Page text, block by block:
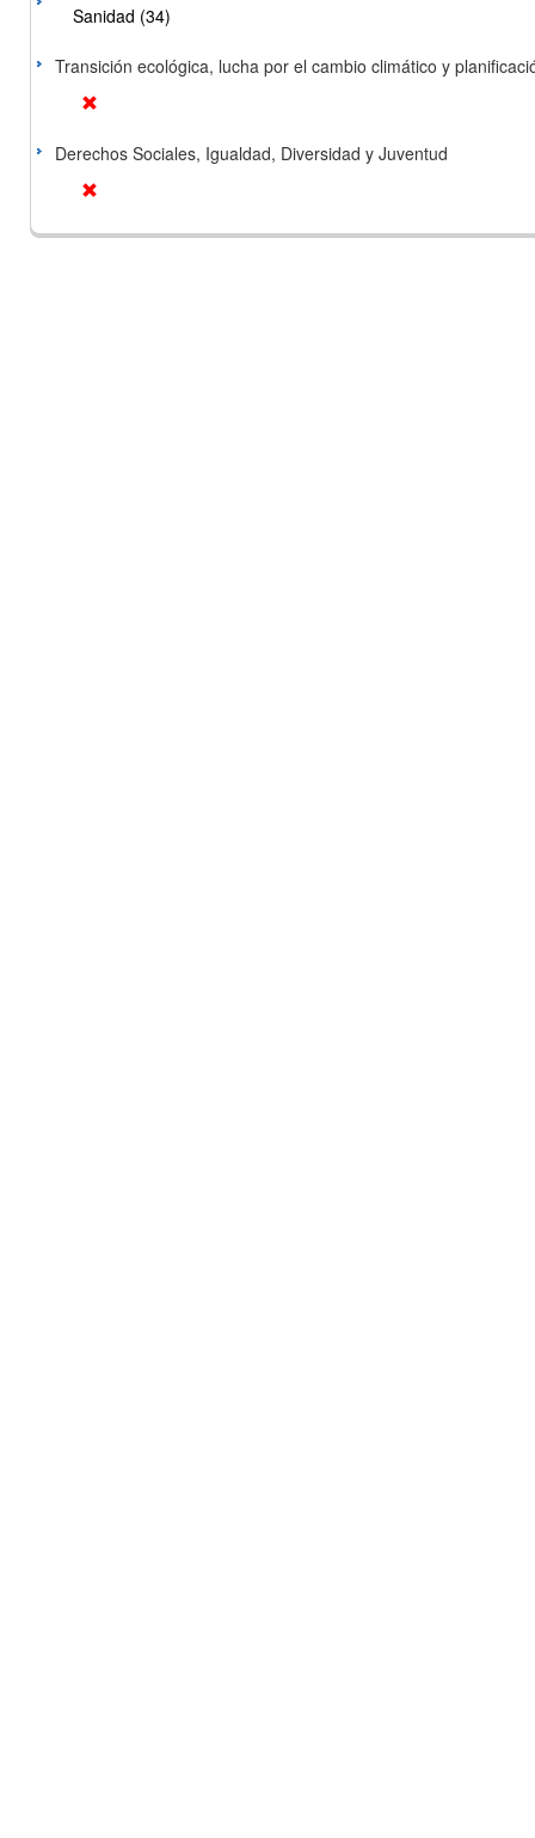
Sanidad (34)
Transición ecológica, lucha por el cambio climático y
Derechos Sociales, Igualdad, Diversidad y Juventud